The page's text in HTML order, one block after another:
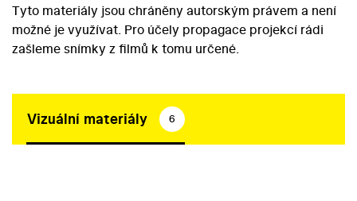
Tyto materiály jsou chráněny autorským právem a není
možné je využívat. Pro účely propagace projekcí rádi
zašleme snímky z filmů k tomu určené.
Vizuální materiály 6